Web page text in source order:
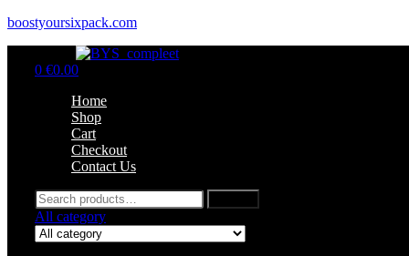
boostyoursixpack.com
0 €0.00
Home
Shop
Cart
Checkout
Contact Us
Search
for:
All category